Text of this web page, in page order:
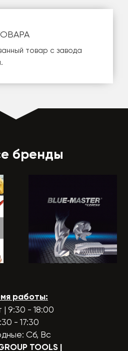
товар с завода
бренды
работы:
| 9:30 - 18:00
- 17:30
Сб, Вс
TOOLS |